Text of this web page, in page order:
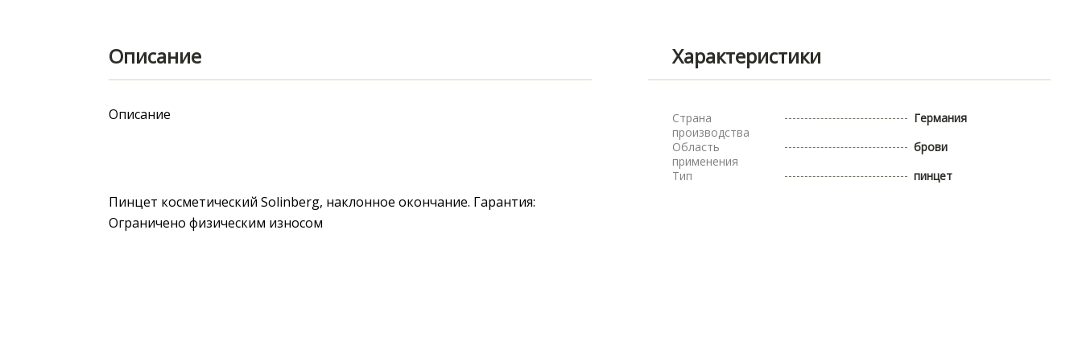
Описание Характеристики
Описание
Пинцет косметический Solinberg, наклонное окончание. Гарантия:
Ограничено физическим износом
Страна
производства
Германия
Область
применения
брови
Тип
пинцет